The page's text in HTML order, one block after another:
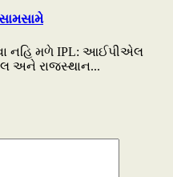
નહિ મળે IPL: આઈપીએલ
અને રાજસ્થાન...